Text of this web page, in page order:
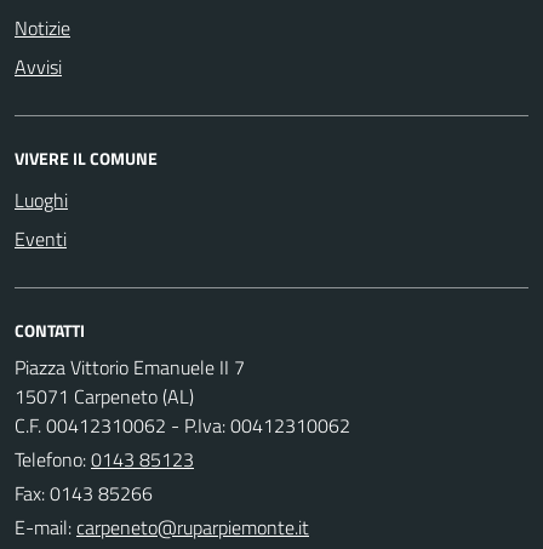
Notizie
Avvisi
VIVERE IL COMUNE
Luoghi
Eventi
CONTATTI
Piazza Vittorio Emanuele II 7
15071 Carpeneto (AL)
C.F. 00412310062 - P.Iva: 00412310062
Telefono:0143 85123
Fax: 0143 85266
E-mail: